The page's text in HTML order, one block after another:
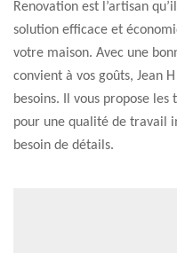
Renovation est l’artisan
solution efficace et
votre maison. Avec une
convient à vos goûts, Jean
besoins. Il vous propose
pour une qualité de travail
besoin de détails.